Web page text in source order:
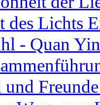
des Lichts
- Quan
und